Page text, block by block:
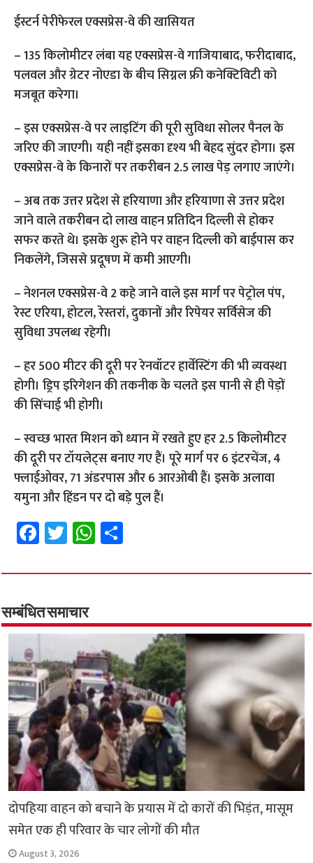
ईस्टर्न पेरीफेरल एक्सप्रेस-वे की खासियत
– 135 किलोमीटर लंबा यह एक्सप्रेस-वे गाजियाबाद, फरीदाबाद,
पलवल और ग्रेटर नोएडा के बीच सिग्नल फ्री कनेक्टिविटी को
मजबूत करेगा।
– इस एक्सप्रेस-वे पर लाइटिंग की पूरी सुविधा सोलर पैनल के
जरिए की जाएगी। यही नहीं इसका दृश्य भी बेहद सुंदर होगा। इस
एक्सप्रेस-वे के किनारों पर तकरीबन 2.5 लाख पेड़ लगाए जाएंगे।
– अब तक उत्तर प्रदेश से हरियाणा और हरियाणा से उत्तर प्रदेश
जाने वाले तकरीबन दो लाख वाहन प्रतिदिन दिल्ली से होकर
सफर करते थे। इसके शुरू होने पर वाहन दिल्ली को बाईपास कर
निकलेंगे, जिससे प्रदूषण में कमी आएगी।
– नेशनल एक्सप्रेस-वे 2 कहे जाने वाले इस मार्ग पर पेट्रोल पंप,
रेस्ट एरिया, होटल, रेस्तरां, दुकानों और रिपेयर सर्विसेज की
सुविधा उपलब्ध रहेगी।
– हर 500 मीटर की दूरी पर रेनवॉटर हार्वेस्टिंग की भी व्यवस्था
होगी। ड्रिप इरिगेशन की तकनीक के चलते इस पानी से ही पेड़ों
की सिंचाई भी होगी।
– स्वच्छ भारत मिशन को ध्यान में रखते हुए हर 2.5 किलोमीटर
की दूरी पर टॉयलेट्स बनाए गए हैं। पूरे मार्ग पर 6 इंटरचेंज, 4
फ्लाईओवर, 71 अंडरपास और 6 आरओबी हैं। इसके अलावा
यमुना और हिंडन पर दो बड़े पुल हैं।
Fa
ce
b
o
o
k
T
wi
tt
er
W
h
at
p
p
ar
सम्बंधित समाचार
दोपहिया वाहन को बचाने के प्रयास में दो कारों की भिड़ंत, मासूम
समेत एक ही परिवार के चार लोगों की मौत
August 3, 2026